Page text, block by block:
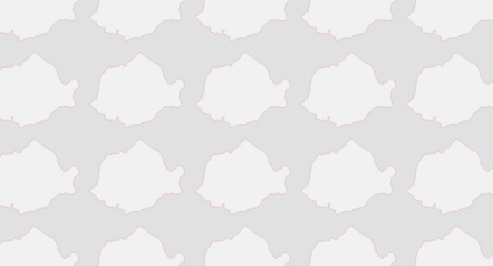
Petrosani
Piatra Neamt
Pitesti
Ploiesti